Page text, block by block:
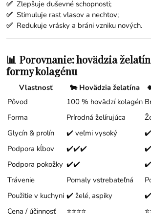
✅ Zlepšuje duševné schopnosti;
✅ Stimuluje rast vlasov a nechtov;
✅ Redukuje vrásky a bráni vzniku nových.
📊 Porovnanie: hovädzia
formy kolagénu
Vlastnosť 🐄 Hovädzia želatína
Pôvod
100 % hovädzí kolagén
Forma
Prírodná želírujúca
Glycín & prolín
✔️ veľmi vysoký
✔️
Podpora kĺbov
✔️✔️✔️
Podpora pokožky ✔️✔️
Trávenie
Pomaly vstrebateľná
Použitie v kuchyni ✔️ želé, aspiky
✔️
Cena / účinnosť
⭐⭐⭐⭐